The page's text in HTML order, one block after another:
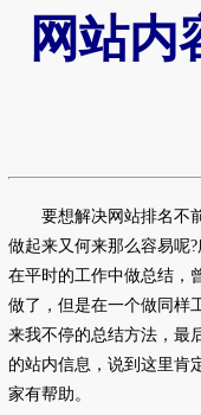
网站内
要想解决网站排名不前
做起来又何来那么容易呢
在平时的工作中做总结，
做了，但是在一个做同样
来我不停的总结方法，最
的站内信息，说到这里肯
家有帮助。